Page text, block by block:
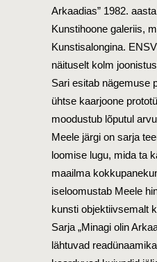
Arkaadias” 1982.
Kunstihoone galeriis,
Kunstisalongina.
näituselt kolm
Sari esitab nägemuse
ühtse kaarjoone
moodustub lõputul
Meele järgi on sarja
loomise lugu, mida ta
maailma
iseloomustab Meele
kunsti objektiivsemalt
Sarja „Minagi olin
lähtuvad